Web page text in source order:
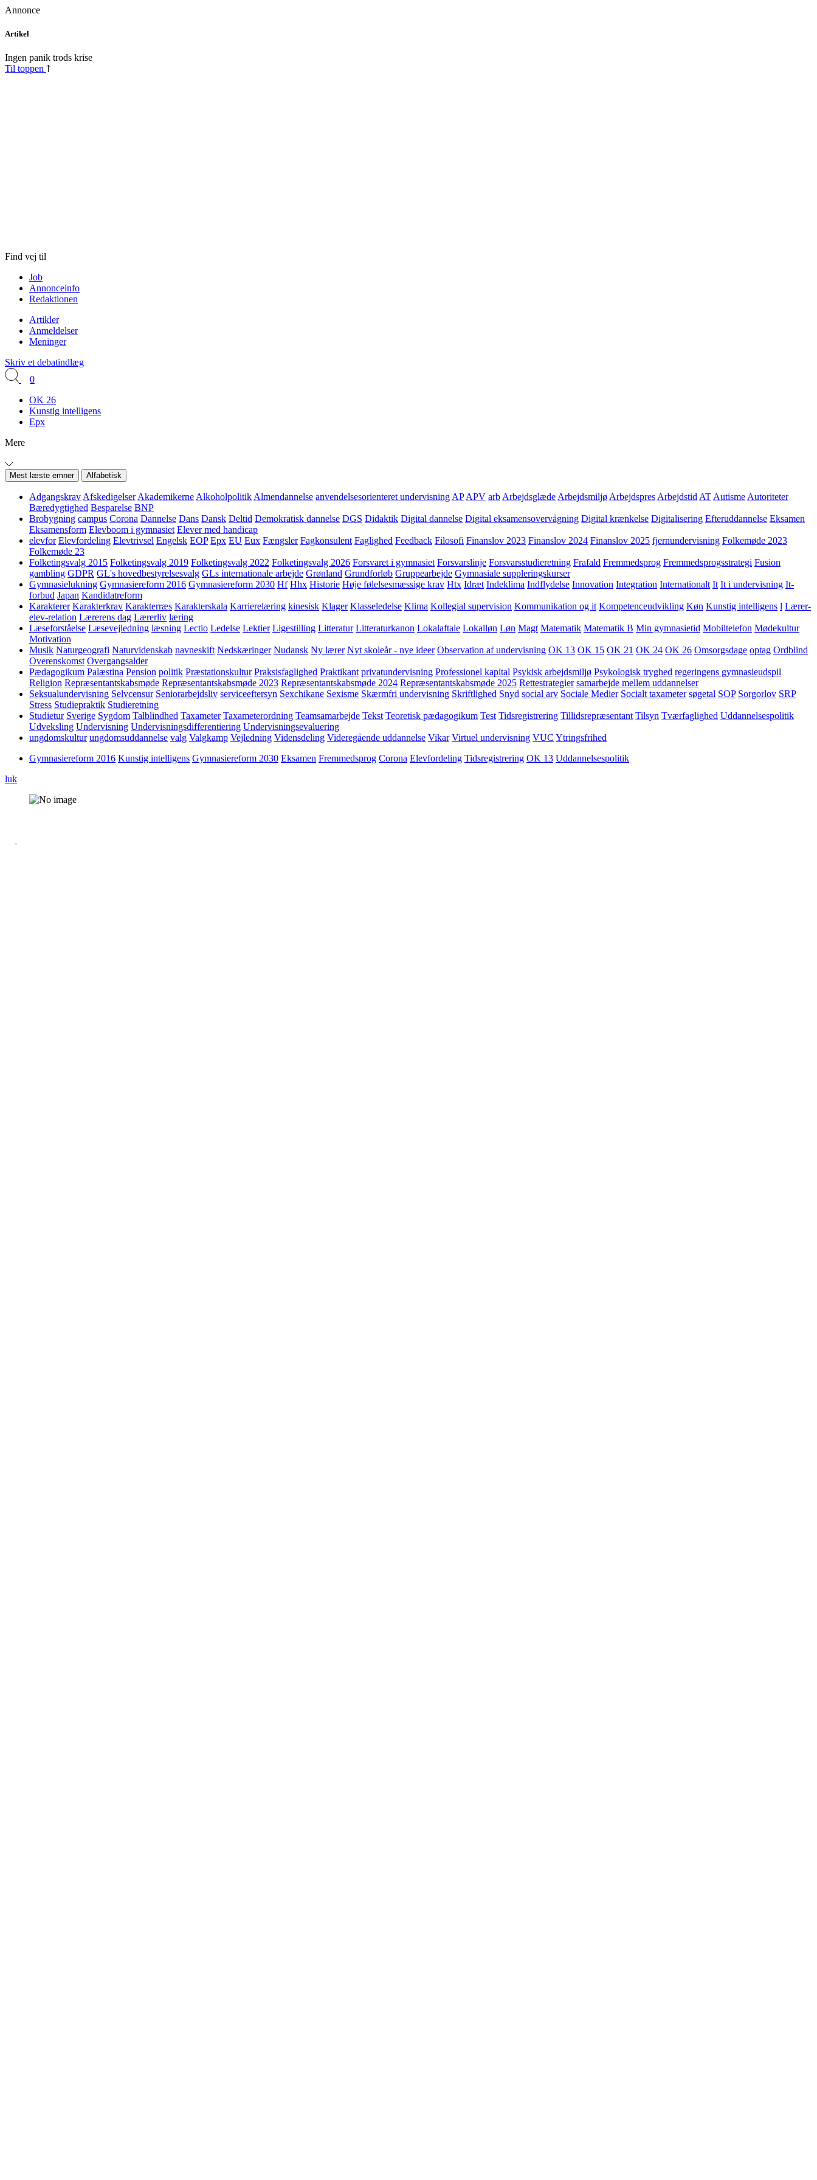
Annonce
Skip
content
Artikel
Ingen panik trods krise
Til toppen
Find vej til
Job
Annonceinfo
Redaktionen
Artikler
Anmeldelser
Meninger
Skriv et debatindlæg
0
OK 26
Kunstig intelligens
Epx
Mere
Mest læste emner Alfabetisk
Adgangskrav Afskedigelser Akademikerne Alkoholpolitik Almendannelse anvendelsesorienteret undervisning AP APV arb Arbejdsglæde Arbejdsmiljø Arbejdspres Arbejdstid AT Autisme Autoriteter
Bæredygtighed Besparelse BNP
Brobygning campus Corona Dannelse Dans Dansk Deltid Demokratisk dannelse DGS Didaktik Digital dannelse Digital eksamensovervågning Digital krænkelse Digitalisering Efteruddannelse Eksamen
Eksamensform Elevboom i gymnasiet Elever med handicap
elevfor Elevfordeling Elevtrivsel Engelsk EOP Epx EU Eux Fængsler Fagkonsulent Faglighed Feedback Filosofi Finanslov 2023 Finanslov 2024 Finanslov 2025 fjernundervisning Folkemøde 2023
Folkemøde 23
Folketingsvalg 2015 Folketingsvalg 2019 Folketingsvalg 2022 Folketingsvalg 2026 Forsvaret i gymnasiet Forsvarslinje Forsvarsstudieretning Frafald Fremmedsprog Fremmedsprogsstrategi Fusion
gambling GDPR GL's hovedbestyrelsesvalg GLs internationale arbejde Grønland Grundforløb Gruppearbejde Gymnasiale suppleringskurser
Gymnasielukning Gymnasiereform 2016 Gymnasiereform 2030 Hf Hhx Historie Høje følelsesmæssige krav Htx Idræt Indeklima Indflydelse Innovation Integration Internationalt It It i undervisning It-
forbud Japan Kandidatreform
Karakterer Karakterkrav Karakterræs Karakterskala Karrierelæring kinesisk Klager Klasseledelse Klima Kollegial supervision Kommunikation og it Kompetenceudvikling Køn Kunstig intelligens l Lærer-
elev-relation Lærerens dag Lærerliv læring
Læseforståelse Læsevejledning læsning Lectio Ledelse Lektier Ligestilling Litteratur Litteraturkanon Lokalaftale Lokalløn Løn Magt Matematik Matematik B Min gymnasietid Mobiltelefon Mødekultur
Motivation
Musik Naturgeografi Naturvidenskab navneskift Nedskæringer Nudansk Ny lærer Nyt skoleår - nye ideer Observation af undervisning OK 13 OK 15 OK 21 OK 24 OK 26 Omsorgsdage optag Ordblind
Overenskomst Overgangsalder
Pædagogikum Palæstina Pension politik Præstationskultur Praksisfaglighed Praktikant privatundervisning Professionel kapital Psykisk arbejdsmiljø Psykologisk tryghed regeringens gymnasieudspil
Religion Repræsentantskabsmøde Repræsentantskabsmøde 2023 Repræsentantskabsmøde 2024 Repræsentantskabsmøde 2025 Rettestrategier samarbejde mellem uddannelser
Seksualundervisning Selvcensur Seniorarbejdsliv serviceeftersyn Sexchikane Sexisme Skærmfri undervisning Skriftlighed Snyd social arv Sociale Medier Socialt taxameter søgetal SOP Sorgorlov SRP
Stress Studiepraktik Studieretning
Studietur Sverige Sygdom Talblindhed Taxameter Taxameterordning Teamsamarbejde Tekst Teoretisk pædagogikum Test Tidsregistrering Tillidsrepræsentant Tilsyn Tværfaglighed Uddannelsespolitik
Udveksling Undervisning Undervisningsdifferentiering Undervisningsevaluering
ungdomskultur ungdomsuddannelse valg Valgkamp Vejledning Vidensdeling Videregående uddannelse Vikar Virtuel undervisning VUC Ytringsfrihed
Gymnasiereform 2016 Kunstig intelligens Gymnasiereform 2030 Eksamen Fremmedsprog Corona Elevfordeling Tidsregistrering OK 13 Uddannelsespolitik
luk